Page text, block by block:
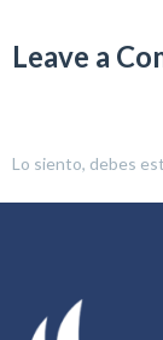
Leave a
Lo siento, debes